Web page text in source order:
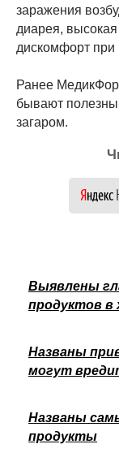
заражения
диарея,
дискомфорт при
Ранее
бывают
загаром.
Выявлены
продуктов в
Названы
могут
Названы
продукты